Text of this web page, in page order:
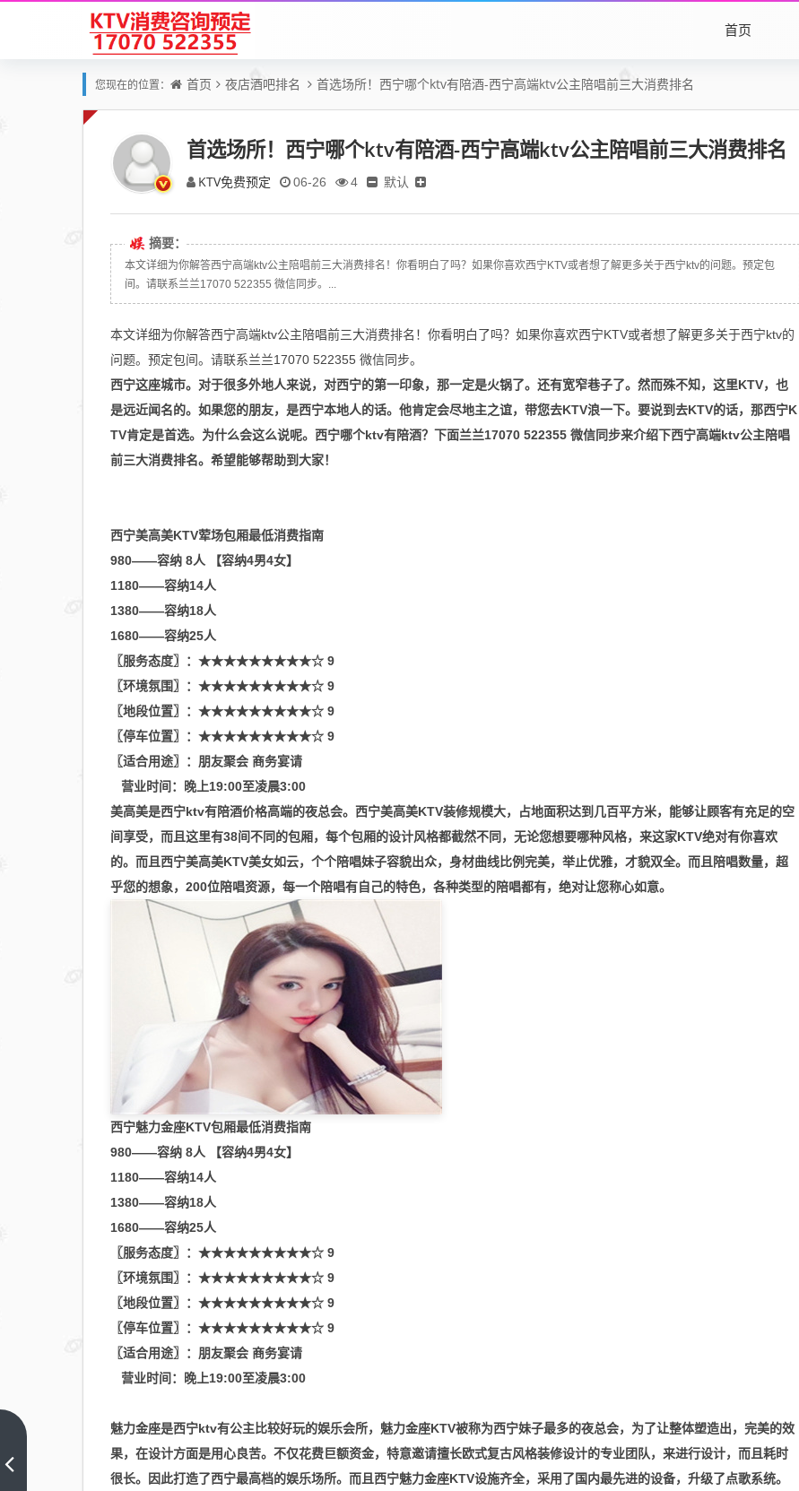
首页
您现在的位置： 首页 夜店酒吧排名 首选场所！西宁哪个ktv有陪酒-西宁高端ktv公主陪唱前三大消费排名
首选场所！西宁哪个ktv有陪酒-西宁高端ktv公主陪唱前三大消费排名
KTV免费预定 06-26 4 默认
摘要：
本文详细为你解答西宁高端ktv公主陪唱前三大消费排名！你看明白了吗？如果你喜欢西宁KTV或者想了解更多关于西宁ktv的问题。预定包
间。请联系兰兰17070 522355 微信同步。...
本文详细为你解答西宁高端ktv公主陪唱前三大消费排名！你看明白了吗？如果你喜欢西宁KTV或者想了解更多关于西宁ktv的
问题。预定包间。请联系兰兰17070 522355 微信同步。
西宁这座城市。对于很多外地人来说，对西宁的第一印象，那一定是火锅了。还有宽窄巷子了。然而殊不知，这里KTV，也
是远近闻名的。如果您的朋友，是西宁本地人的话。他肯定会尽地主之谊，带您去KTV浪一下。要说到去KTV的话，那西宁K
TV肯定是首选。为什么会这么说呢。西宁哪个ktv有陪酒？下面兰兰17070 522355 微信同步来介绍下西宁高端ktv公主陪唱
前三大消费排名。希望能够帮助到大家！
西宁美高美KTV荤场包厢最低消费指南
980——容纳 8人 【容纳4男4女】
1180——容纳14人
1380——容纳18人
1680——容纳25人
〖服务态度〗：★★★★★★★★★☆ 9
〖环境氛围〗：★★★★★★★★★☆ 9
〖地段位置〗：★★★★★★★★★☆ 9
〖停车位置〗：★★★★★★★★★☆ 9
〖适合用途〗：朋友聚会 商务宴请
营业时间：晚上19:00至凌晨3:00
美高美是西宁ktv有陪酒价格高端的夜总会。西宁美高美KTV装修规模大，占地面积达到几百平方米，能够让顾客有充足的空
间享受，而且这里有38间不同的包厢，每个包厢的设计风格都截然不同，无论您想要哪种风格，来这家KTV绝对有你喜欢
的。而且西宁美高美KTV美女如云，个个陪唱妹子容貌出众，身材曲线比例完美，举止优雅，才貌双全。而且陪唱数量，超
乎您的想象，200位陪唱资源，每一个陪唱有自己的特色，各种类型的陪唱都有，绝对让您称心如意。
西宁魅力金座KTV包厢最低消费指南
980——容纳 8人 【容纳4男4女】
1180——容纳14人
1380——容纳18人
1680——容纳25人
〖服务态度〗：★★★★★★★★★☆ 9
〖环境氛围〗：★★★★★★★★★☆ 9
〖地段位置〗：★★★★★★★★★☆ 9
〖停车位置〗：★★★★★★★★★☆ 9
〖适合用途〗：朋友聚会 商务宴请
营业时间：晚上19:00至凌晨3:00
魅力金座是西宁ktv有公主比较好玩的娱乐会所，魅力金座KTV被称为西宁妹子最多的夜总会，为了让整体塑造出，完美的效
果，在设计方面是用心良苦。不仅花费巨额资金，特意邀请擅长欧式复古风格装修设计的专业团队，来进行设计，而且耗时
很长。因此打造了西宁最高档的娱乐场所。而且西宁魅力金座KTV设施齐全，采用了国内最先进的设备，升级了点歌系统。